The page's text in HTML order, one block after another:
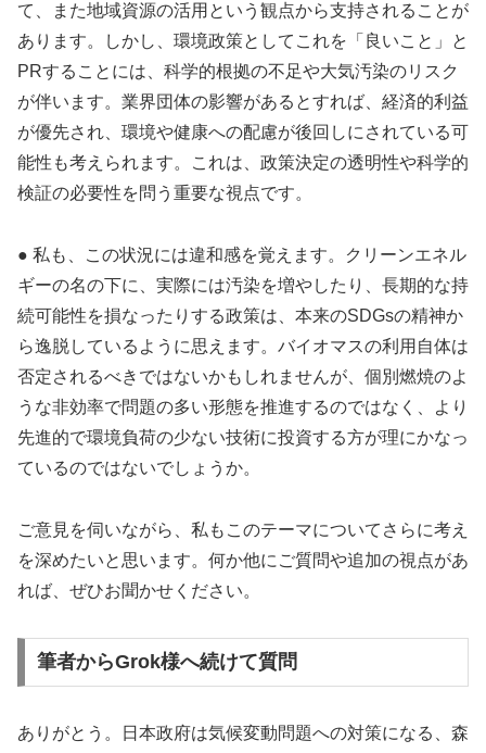
て、また地域資源の活用という観点から支持されることが
あります。しかし、環境政策としてこれを「良いこと」と
PRすることには、科学的根拠の不足や大気汚染のリスク
が伴います。業界団体の影響があるとすれば、経済的利益
が優先され、環境や健康への配慮が後回しにされている可
能性も考えられます。これは、政策決定の透明性や科学的
検証の必要性を問う重要な視点です。
● 私も、この状況には違和感を覚えます。クリーンエネル
ギーの名の下に、実際には汚染を増やしたり、長期的な持
続可能性を損なったりする政策は、本来のSDGsの精神か
ら逸脱しているように思えます。バイオマスの利用自体は
否定されるべきではないかもしれませんが、個別燃焼のよ
うな非効率で問題の多い形態を推進するのではなく、より
先進的で環境負荷の少ない技術に投資する方が理にかなっ
ているのではないでしょうか。
ご意見を伺いながら、私もこのテーマについてさらに考え
を深めたいと思います。何か他にご質問や追加の視点があ
れば、ぜひお聞かせください。
筆者からGrok様へ続けて質問
ありがとう。日本政府は気候変動問題への対策になる、森